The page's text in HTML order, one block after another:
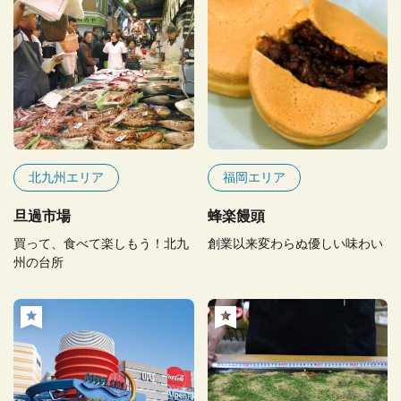
北九州エリア
旦過市場
買って、食べて楽しもう！北九
州の台所
福岡エリア
蜂楽饅頭
創業以来変わらぬ優しい味わい